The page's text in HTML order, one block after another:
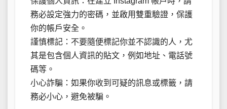
務必設定強力的密碼，並啟用雙重驗證，保護
你的帳戶安全。
謹慎標記：不要隨便標記你並不認識的人，尤
其是包含個人資訊的貼文，例如地址、電話號
碼等。
小心詐騙：如果你收到可疑的訊息或標籤，請
務必小心，避免被騙。